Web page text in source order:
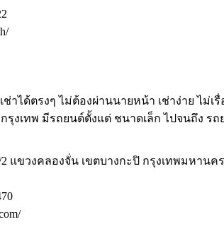
ช่าได้ตรงๆ ไม่ต้องผ่านนายหน้า เช่าง่าย ไ
รุงเทพ มีรถยนต์ตั้งแต่ ชนาดเล็ก ไปจนถึง
2 แขวงคลองจั่น เขตบางกะปิ กรุงเทพมหานคร